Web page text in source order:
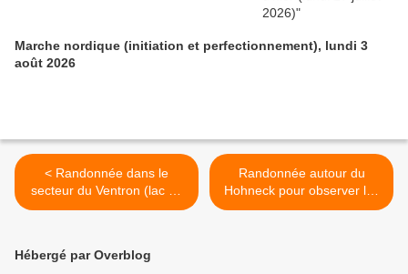
Marche nordique (initiation et perfectionnement), lundi 3
août 2026
< Randonnée dans le
secteur du Ventron (lac de
Kruth), dimanche 7 août
Randonnée autour du
Hohneck pour observer les
chamois au coucher du
Hébergé par Overblog